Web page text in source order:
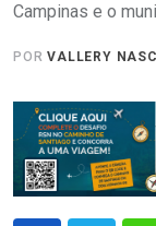
Campinas e o
PORVALLERY